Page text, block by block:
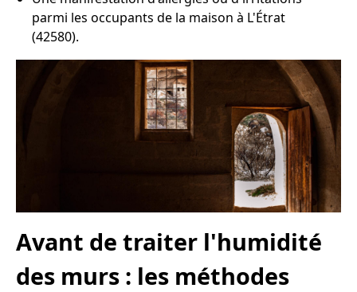
parmi les occupants de la maison à L'Étrat
(42580).
Avant de traiter l'humidité
des murs : les méthodes